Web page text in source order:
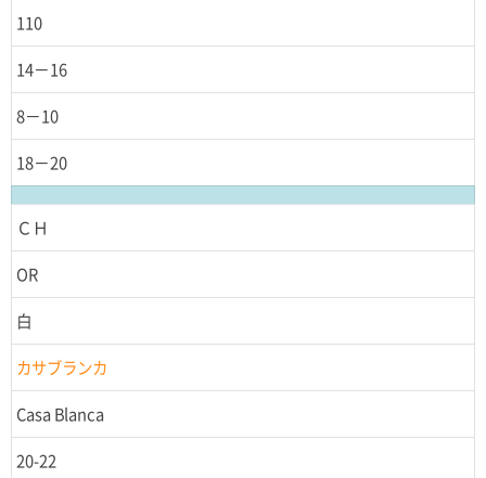
110
14－16
8－10
18－20
ＣＨ
OR
白
カサブランカ
Casa Blanca
20-22